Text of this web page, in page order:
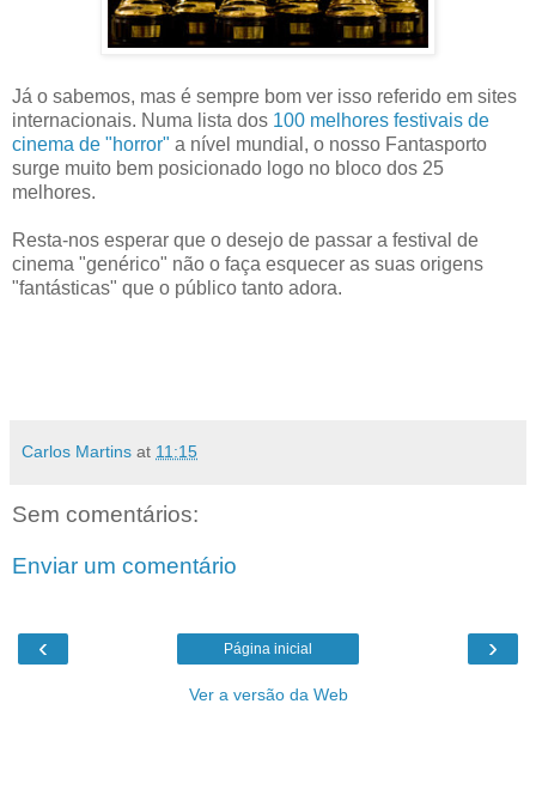
Já o sabemos, mas é sempre bom ver isso referido em sites
internacionais. Numa lista dos 100 melhores festivais de
cinema de "horror" a nível mundial, o nosso Fantasporto
surge muito bem posicionado logo no bloco dos 25
melhores.
Resta-nos esperar que o desejo de passar a festival de
cinema "genérico" não o faça esquecer as suas origens
"fantásticas" que o público tanto adora.
Carlos Martins at 11:15
Sem comentários:
Enviar um comentário
‹ ›
Página inicial
Ver a versão da Web